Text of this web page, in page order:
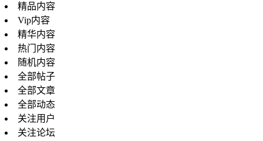
精品内容
Vip内容
精华内容
热门内容
随机内容
全部帖子
全部文章
全部动态
关注用户
关注论坛